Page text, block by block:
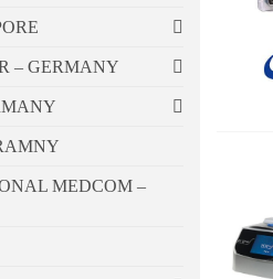
– GERMANY
MEDCOM –